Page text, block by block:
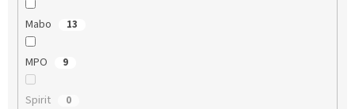
Mabo 13
MPO 9
Spirit 0